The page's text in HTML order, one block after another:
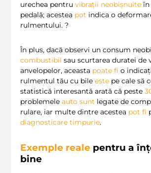
urechea pentru vibrații neobișnuite în
pedală; acestea pot indica o
rulmentului. ?
În plus, dacă observi un consum
combustibil sau scurtarea duratei de
anvelopelor, aceasta poate fi o
rulmentul tău cu bile este pe cale să
statistică interesantă arată că peste
problemele auto sunt legate de
rulare, iar multe dintre acestea pot fi
diagnosticare timpurie.
Exemple reale pentru a
bine